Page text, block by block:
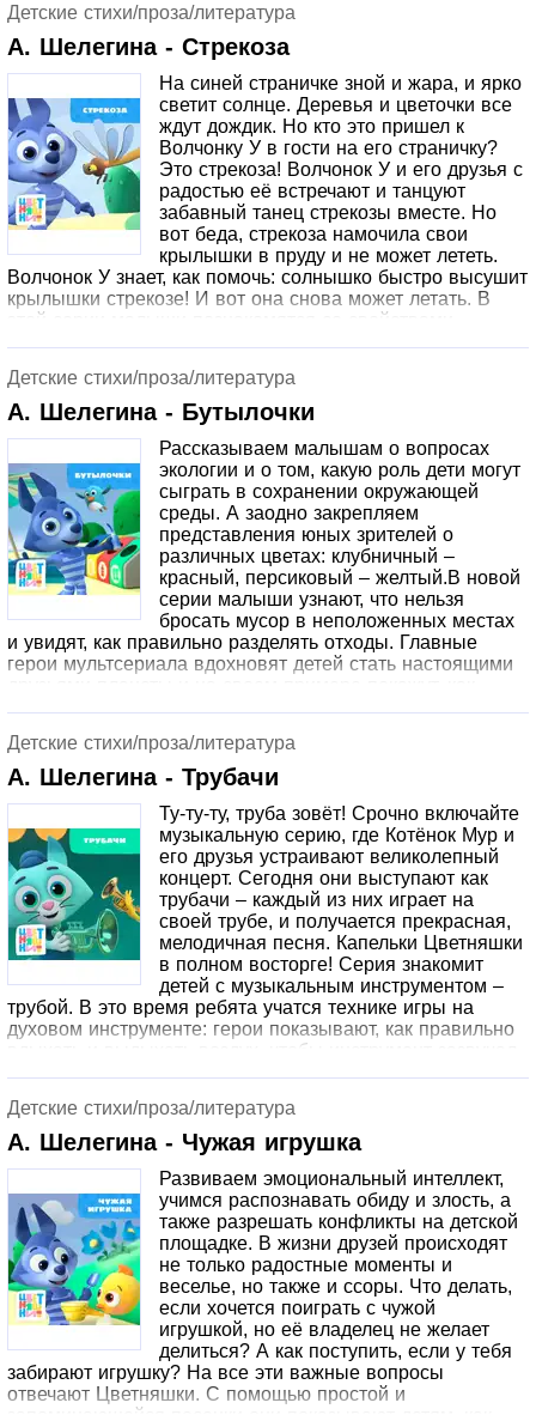
предметы определенной формы – сначала круглые,
потом квадратные и, наконец, треугольные.
Оказывается, вокруг так много интересного! За весёлой
игрой дорога пролетает незаметно, и приходит время
прощаться с друзьями. Но не стоит грустить, ведь
совсем скоро мы увидимся снова! Серия учит малышей,
как вести себя в долгом путешествии и как важно
соблюдать правила безопасности – все герои
пристегнуты ремнями и спокойно сидят на своих местах.
Игра друзей помогает запомнить основные
геометрические формы и подсказывает родителям, как
развлечь детей в дороге и не только.
Детские стихи/проза/литература
А. Шелегина - Стрекоза
На синей страничке зной и жара, и ярко
светит солнце. Деревья и цветочки все
ждут дождик. Но кто это пришел к
Волчонку У в гости на его страничку?
Это стрекоза! Волчонок У и его друзья с
радостью её встречают и танцуют
забавный танец стрекозы вместе. Но
вот беда, стрекоза намочила свои
крылышки в пруду и не может лететь.
Волчонок У знает, как помочь: солнышко быстро высушит
крылышки стрекозе! И вот она снова может летать. В
этой серии малыши познакомятся со свойствами
Детские стихи/проза/литература
А. Шелегина - Бутылочки
Рассказываем малышам о вопросах
экологии и о том, какую роль дети могут
сыграть в сохранении окружающей
среды. А заодно закрепляем
представления юных зрителей о
различных цветах: клубничный –
красный, персиковый – желтый.В новой
серии малыши узнают, что нельзя
бросать мусор в неположенных местах
и увидят, как правильно разделять отходы. Главные
герои мультсериала вдохновят детей стать настоящими
Детские стихи/проза/литература
А. Шелегина - Трубачи
Ту-ту-ту, труба зовёт! Срочно включайте
музыкальную серию, где Котёнок Мур и
его друзья устраивают великолепный
концерт. Сегодня они выступают как
трубачи – каждый из них играет на
своей трубе, и получается прекрасная,
мелодичная песня. Капельки Цветняшки
в полном восторге! Серия знакомит
детей с музыкальным инструментом –
трубой. В это время ребята учатся технике игры на
духовом инструменте: герои показывают, как правильно
вдыхать и выдыхать воздух, чтобы инструмент зазвучал.
развивает лёгкие.
Детские стихи/проза/литература
А. Шелегина - Чужая игрушка
Развиваем эмоциональный интеллект,
учимся распознавать обиду и злость, а
также разрешать конфликты на детской
площадке. В жизни друзей происходят
не только радостные моменты и
веселье, но также и ссоры. Что делать,
если хочется поиграть с чужой
игрушкой, но её владелец не желает
делиться? А как поступить, если у тебя
забирают игрушку? На все эти важные вопросы
отвечают Цветняшки. С помощью простой и
запоминающейся песенки они показывают детям, как